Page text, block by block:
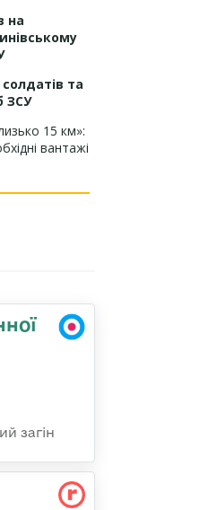
на
та
ЗСУ
15 км»:
вантажі
загін